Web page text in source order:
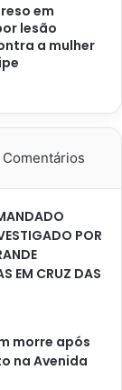
em
lesão
a mulher
Comentários
POR
EM CRUZ DAS
morre após
na Avenida